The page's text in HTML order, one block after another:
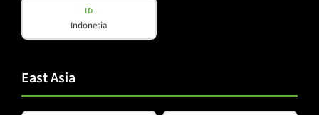
Amps & Controller
B-Line
News
ID
Indonesia
East Asia